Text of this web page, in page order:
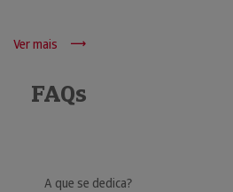
Ver mais
FAQs
A que se dedica?